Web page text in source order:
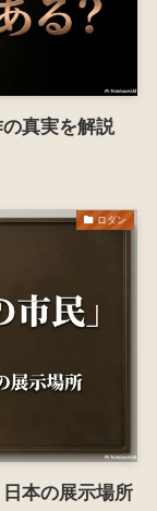
真実を解説
ロダン
本の展示場所